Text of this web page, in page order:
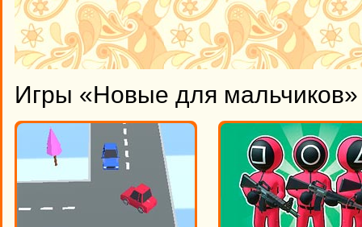
Игры «Новые для мальчиков»